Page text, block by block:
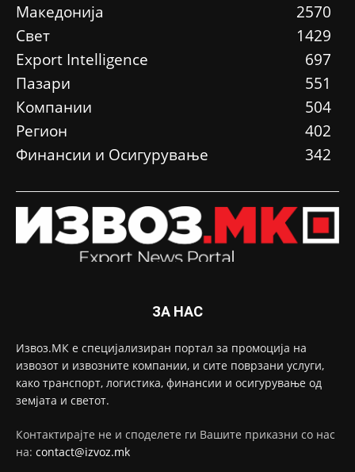
Македонија
2570
Свет
1429
Еxport Intelligence
697
Пазари
551
Компании
504
Регион
402
Финансии и Осигурување
342
ЗА НАС
Извоз.МК е специјализиран портал за промоција на
извозот и извозните компании, и сите поврзани услуги,
како транспорт, логистика, финансии и осигурување од
земјата и светот.
Контактирајте не и споделете ги Вашите приказни со нас
на: contact@izvoz.mk